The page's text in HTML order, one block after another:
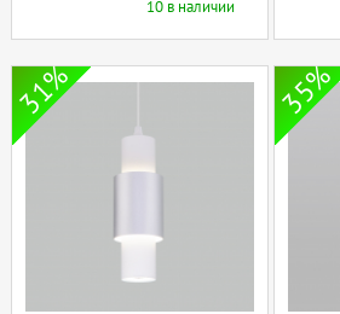
10 в наличии
31% 35%